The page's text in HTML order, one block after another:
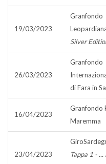
19/03/2023
Granfondo
Silver
26/03/2023
Granfondo
di Fara in
16/04/2023
Granfondo
Maremma
23/04/2023
Tappa 1 -